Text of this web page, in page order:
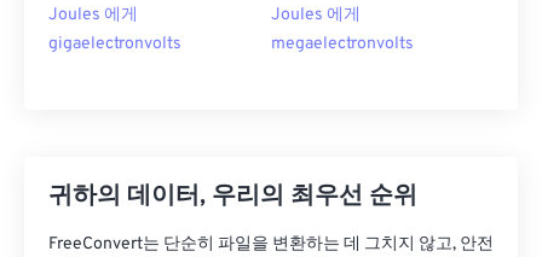
Joules 에게
gigaelectronvolts
Joules 에게
megaelectronvolts
귀하의 데이터, 우리의 최우선 순위
FreeConvert는 단순히 파일을 변환하는 데 그치지 않고, 안전